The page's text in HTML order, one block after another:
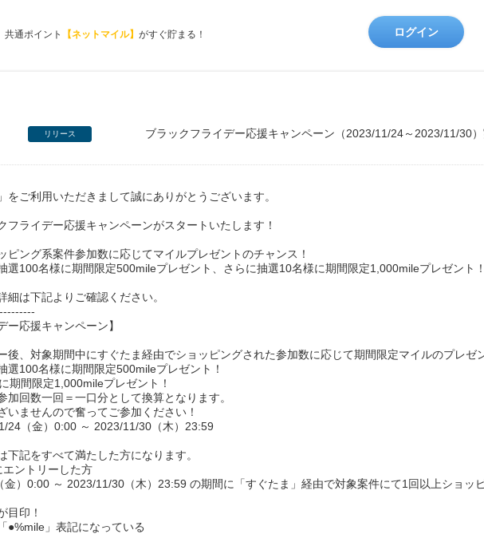
共通ポイント 【ネットマイル】 がすぐ貯まる！ ログイン
リリース ブラックフライデー応援キャンペーン（2023/11/24～2023/11/30
をご利用いただきまして誠にありがとうございます。
フライデー応援キャンペーンがスタートいたします！
ピング系案件参加数に応じてマイルプレゼントのチャンス！
選100名様に期間限定500mileプレゼント、さらに抽選10名様に期間限定1,000mileプレゼント！
細は下記よりご確認ください。
ー応援キャンペーン】
後、対象期間中にすぐたま経由でショッピングされた参加数に応じて期間限定マイルのプレゼ
選100名様に期間限定500mileプレゼント！
期間限定1,000mileプレゼント！
回数一回＝一口分として換算となります。
ませんので奮ってご参加ください！
24（金）0:00 ～ 2023/11/30（木）23:59
下記をすべて満たした方になります。
エントリーした方
金）0:00 ～ 2023/11/30（木）23:59 の期間に「すぐたま」経由で対象案件にて1回以上ショッ
目印！
●%mile」表記になっている